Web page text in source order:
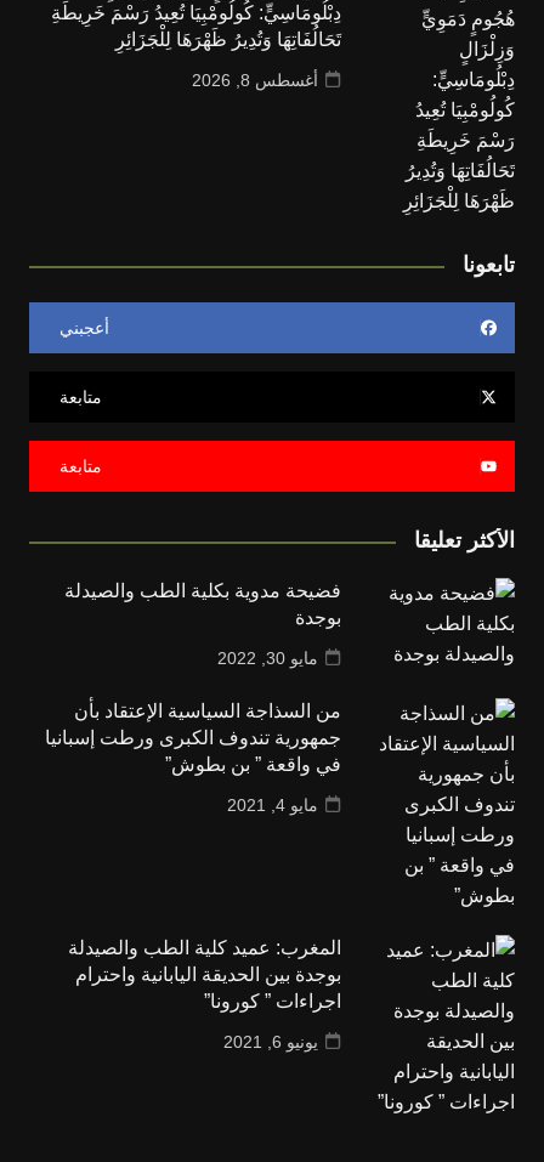
دِبْلُومَاسِيٍّ: كُولُومْبِيَا تُعِيدُ رَسْمَ خَرِيطَةِ
تَحَالُفَاتِهَا وَتُدِيرُ ظَهْرَهَا لِلْجَزَائِرِ
أغسطس 8, 2026
تابعونا
أعجبني
متابعة
متابعة
الأكثر تعليقا
فضيحة مدوية بكلية الطب والصيدلة
بوجدة
مايو 30, 2022
من السذاجة السياسية الإعتقاد بأن
جمهورية تندوف الكبرى ورطت إسبانيا
في واقعة ” بن بطوش”
مايو 4, 2021
المغرب: عميد كلية الطب والصيدلة
بوجدة بين الحديقة اليابانية واحترام
اجراءات ” كورونا”
يونيو 6, 2021